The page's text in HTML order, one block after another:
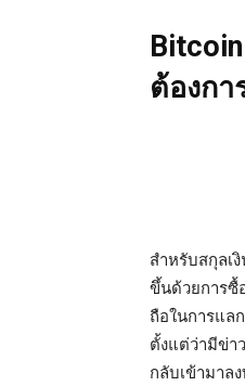
ต้องกา
สำหรับสกุลเ
ขึ้นด้วยการซื้
ถือในการแล
ตั้งแต่ว่ามีข่า
กลับเข้ามาล